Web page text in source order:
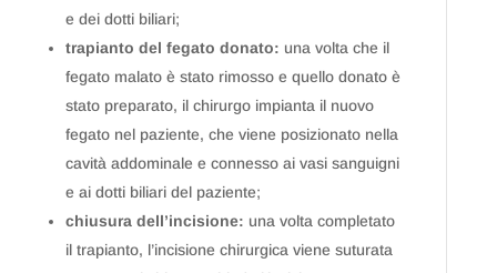
e dei dotti biliari;
trapianto del fegato donato: una volta che il
fegato malato è stato rimosso e quello donato è
stato preparato, il chirurgo impianta il nuovo
fegato nel paziente, che viene posizionato nella
cavità addominale e connesso ai vasi sanguigni
e ai dotti biliari del paziente;
chiusura dell’incisione: una volta completato
il trapianto, l’incisione chirurgica viene suturata